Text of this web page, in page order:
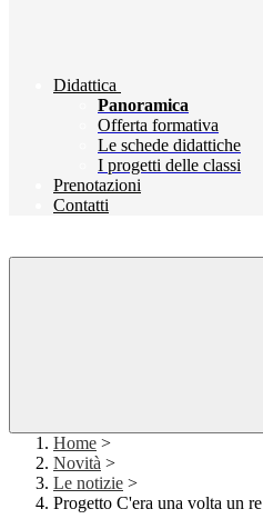
Didattica
Panoramica
Offerta formativa
Le schede didattiche
I progetti delle classi
Prenotazioni
Contatti
Home >
Novità >
Le notizie >
Progetto C'era una volta un re